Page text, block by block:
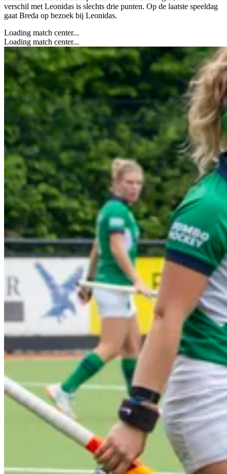
verschil met Leonidas is slechts drie punten. Op de laatste speeldag
gaat Breda op bezoek bij Leonidas.
Loading match center...
Loading match center...